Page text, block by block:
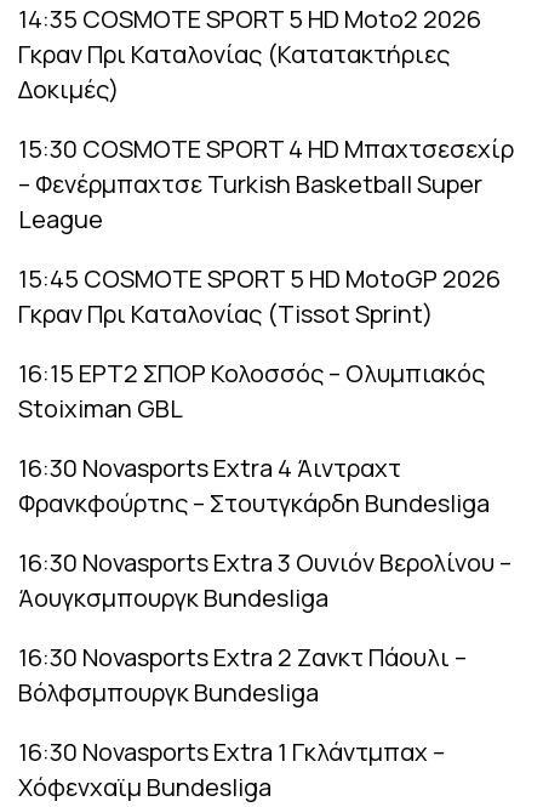
14:35 COSMOTE SPORT 5 HD Moto2 2026
Γκραν Πρι Καταλονίας (Κατατακτήριες
Δοκιμές)
15:30 COSMOTE SPORT 4 HD Μπαχτσεσεχίρ
– Φενέρμπαχτσε Turkish Basketball Super
League
15:45 COSMOTE SPORT 5 HD MotoGP 2026
Γκραν Πρι Καταλονίας (Tissot Sprint)
16:15 ΕΡΤ2 ΣΠΟΡ Κολοσσός – Ολυμπιακός
Stoiximan GBL
16:30 Novasports Extra 4 Άιντραχτ
Φρανκφούρτης – Στουτγκάρδη Bundesliga
16:30 Novasports Extra 3 Ουνιόν Βερολίνου –
Άουγκσμπουργκ Bundesliga
16:30 Novasports Extra 2 Ζανκτ Πάουλι –
Βόλφσμπουργκ Bundesliga
16:30 Novasports Extra 1 Γκλάντμπαχ –
Χόφενχαϊμ Bundesliga